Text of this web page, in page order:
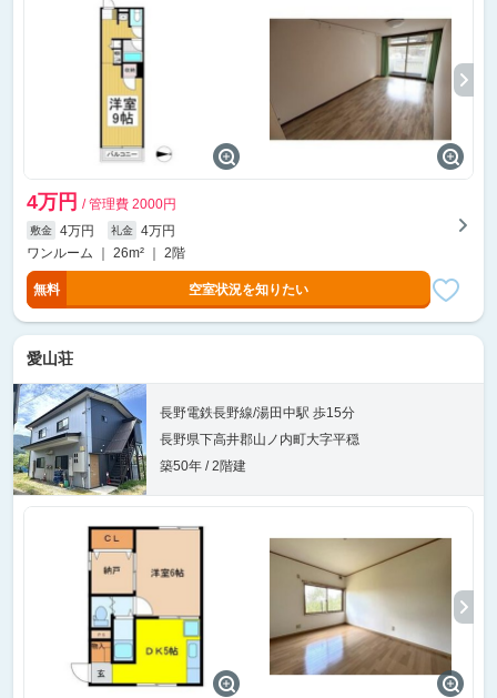
4万円 / 管理費 2000円
敷金 4万円 礼金
4万円
ワンルーム ｜ 26m² ｜ 2階
無料 空室状況を知りたい
愛山荘
長野電鉄長野線/湯田中駅 歩15分
長野県下高井郡山ノ内町大字平穏
築50年 / 2階建